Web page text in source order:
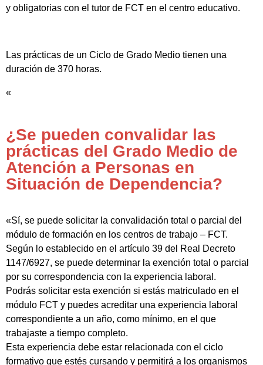
y obligatorias con el tutor de FCT en el centro educativo.
Las prácticas de un Ciclo de Grado Medio tienen una
duración de 370 horas.
«
¿Se pueden convalidar las
prácticas del Grado Medio de
Atención a Personas en
Situación de Dependencia?
«Sí, se puede solicitar la convalidación total o parcial del
módulo de formación en los centros de trabajo – FCT.
Según lo establecido en el artículo 39 del Real Decreto
1147/6927, se puede determinar la exención total o parcial
por su correspondencia con la experiencia laboral.
Podrás solicitar esta exención si estás matriculado en el
módulo FCT y puedes acreditar una experiencia laboral
correspondiente a un año, como mínimo, en el que
trabajaste a tiempo completo.
Esta experiencia debe estar relacionada con el ciclo
formativo que estés cursando y permitirá a los organismos